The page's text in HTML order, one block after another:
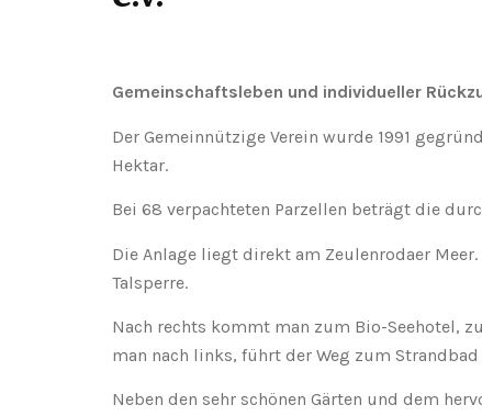
Gemeinschaftsleben und individueller
Der Gemeinnützige Verein wurde 1991
Hektar.
Bei 68 verpachteten Parzellen beträgt die
Die Anlage liegt direkt am Zeulenrodaer
Talsperre.
Nach rechts kommt man zum Bio-Seehotel,
man nach links, führt der Weg zum
Neben den sehr schönen Gärten und dem